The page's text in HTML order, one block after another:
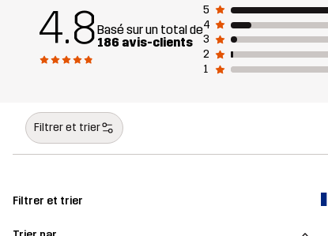
4.8Basé sur un total de
186 avis-clients
5
4
3
2
1
Filtrer et trier
Filtrer et trier